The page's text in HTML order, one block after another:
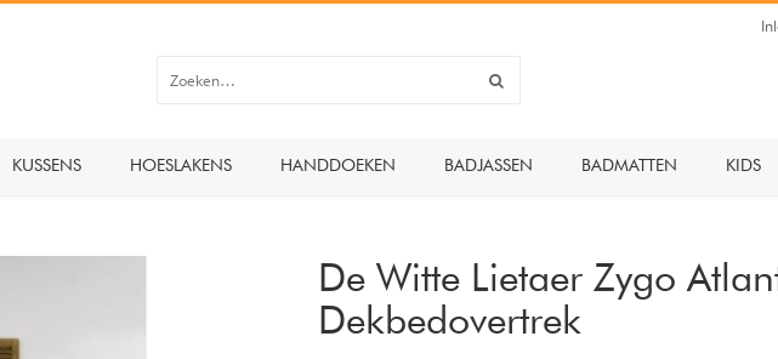
KUSSENS HOESLAKENS HANDDOEKEN BADJASSEN BADMATTEN KIDS
De Witte Lietaer Zygo
Dekbedovertrek